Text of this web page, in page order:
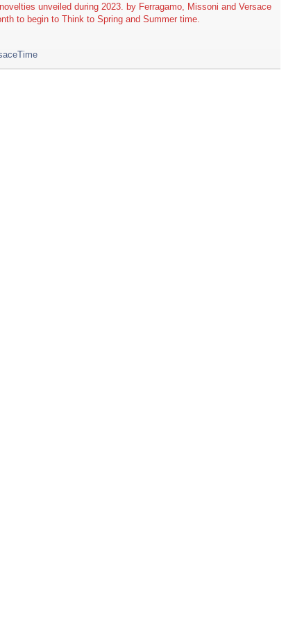
unveiled during 2023. by Ferragamo, Missoni and Versace
to begin to Think to Spring and Summer time.